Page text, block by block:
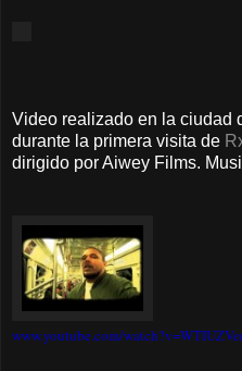
Video realizado en la ciudad
durante la primera visita de
dirigido por Aiwey Films.
www.youtube.com/watch?v=